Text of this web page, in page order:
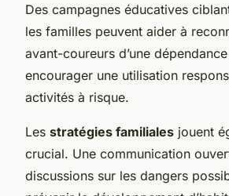
Des campagnes éducatives
les familles peuvent aider à
avant-coureurs d’une
encourager une utilisation
activités à risque.
Les stratégies familiales jouent
crucial. Une communication
discussions sur les dangers